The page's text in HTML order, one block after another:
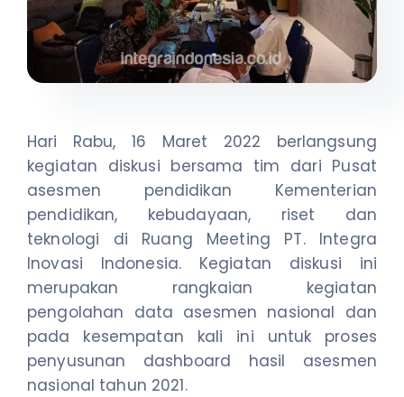
Hari Rabu, 16 Maret 2022 berlangsung
kegiatan diskusi bersama tim dari Pusat
asesmen pendidikan Kementerian
pendidikan, kebudayaan, riset dan
teknologi di Ruang Meeting PT. Integra
Inovasi Indonesia. Kegiatan diskusi ini
merupakan rangkaian kegiatan
pengolahan data asesmen nasional dan
pada kesempatan kali ini untuk proses
penyusunan dashboard hasil asesmen
nasional tahun 2021.